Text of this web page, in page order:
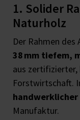
1. Solider
Naturholz
Der Rahmen
38 mm tiefem,
aus zertifizierter,
Forstwirtschaft.
handwerklicher
Manufaktur.